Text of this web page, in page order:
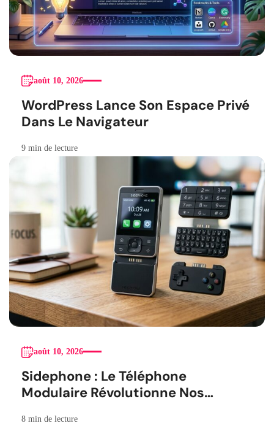
août 10, 2026
WordPress Lance Son Espace Privé
Dans Le Navigateur
9 min de lecture
août 10, 2026
Sidephone : Le Téléphone
Modulaire Révolutionne Nos
8 min de lecture